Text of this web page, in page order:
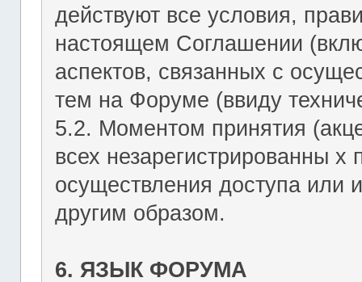
действуют все условия,
настоящем Соглашении
аспектов, связанных с
тем на Форуме (ввиду
5.2. Моментом принятия
всех незарегистрированны х
осуществления доступа
другим образом.
6. ЯЗЫК ФОРУМА